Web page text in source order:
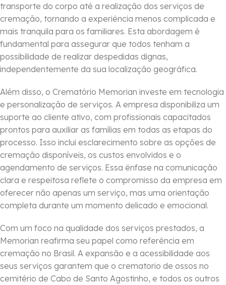
transporte do corpo até a realização dos serviços de
cremação, tornando a experiência menos complicada e
mais tranquila para os familiares. Esta abordagem é
fundamental para assegurar que todos tenham a
possibilidade de realizar despedidas dignas,
independentemente da sua localização geográfica.
Além disso, o Crematório Memorian investe em tecnologia
e personalização de serviços. A empresa disponibiliza um
suporte ao cliente ativo, com profissionais capacitados
prontos para auxiliar as famílias em todas as etapas do
processo. Isso inclui esclarecimento sobre as opções de
cremação disponíveis, os custos envolvidos e o
agendamento de serviços. Essa ênfase na comunicação
clara e respeitosa reflete o compromisso da empresa em
oferecer não apenas um serviço, mas uma orientação
completa durante um momento delicado e emocional.
Com um foco na qualidade dos serviços prestados, a
Memorian reafirma seu papel como referência em
cremação no Brasil. A expansão e a acessibilidade aos
seus serviços garantem que o crematorio de ossos no
cemitério de Cabo de Santo Agostinho, e todos os outros